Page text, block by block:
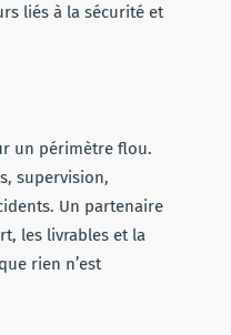
liés à la sécurité et
un périmètre flou.
supervision,
Un partenaire
les livrables et la
rien n’est